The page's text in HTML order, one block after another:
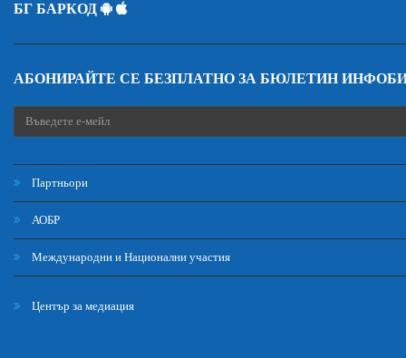
БГ БАРКОД
АБОНИРАЙТЕ СЕ БЕЗПЛАТНО ЗА БЮЛЕТИН
Партньори
АОБР
Международни и Национални участия
Център за медиация